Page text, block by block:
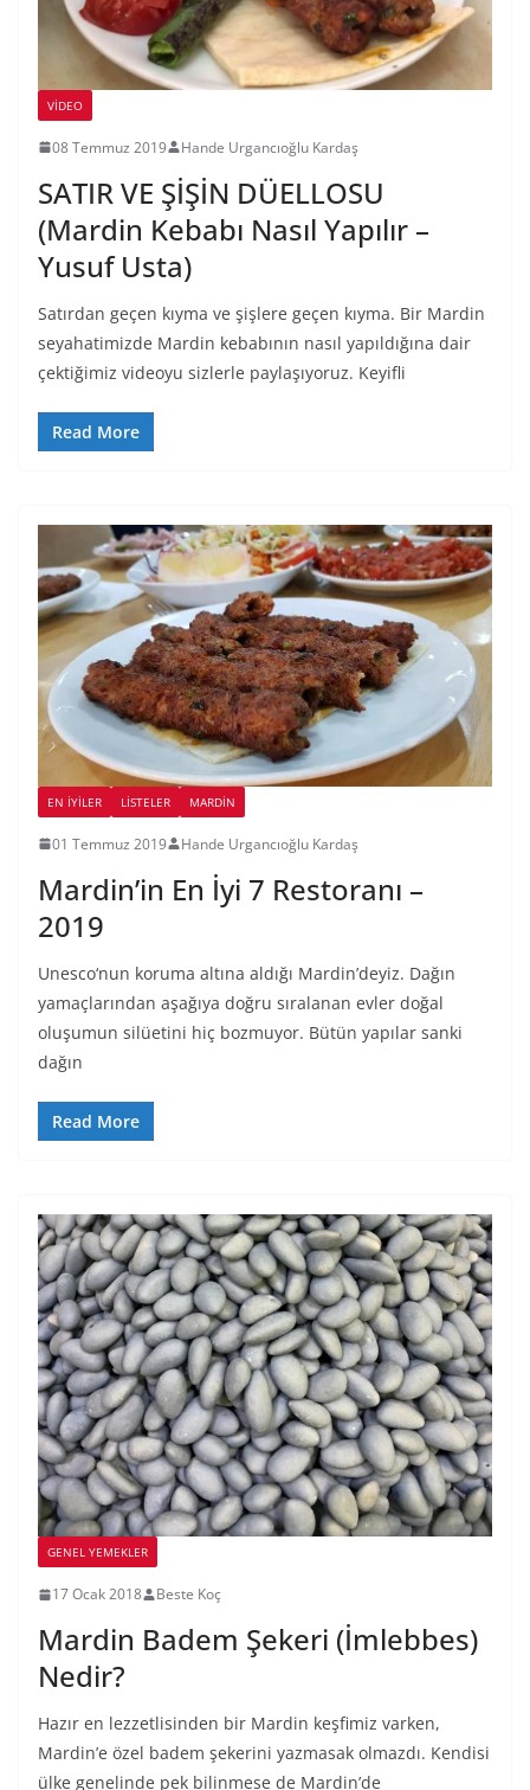
VIDEO
08 Temmuz 2019 Hande Urgancıoğlu Kardaş
SATIR VE ŞİŞİN DÜELLOSU
(Mardin Kebabı Nasıl Yapılır –
Yusuf Usta)
Satırdan geçen kıyma ve şişlere geçen kıyma. Bir Mardin
seyahatimizde Mardin kebabının nasıl yapıldığına dair
çektiğimiz videoyu sizlerle paylaşıyoruz. Keyifli
Read More
EN İYILER LİSTELER MARDIN
01 Temmuz 2019 Hande Urgancıoğlu Kardaş
Mardin’in En İyi 7 Restoranı –
2019
Unesco‘nun koruma altına aldığı Mardin’deyiz. Dağın
yamaçlarından aşağıya doğru sıralanan evler doğal
oluşumun silüetini hiç bozmuyor. Bütün yapılar sanki
dağın
Read More
GENEL YEMEKLER
17 Ocak 2018 Beste Koç
Mardin Badem Şekeri (İmlebbes)
Nedir?
Hazır en lezzetlisinden bir Mardin keşfimiz varken,
Mardin’e özel badem şekerini yazmasak olmazdı. Kendisi
ülke genelinde pek bilinmese de Mardin’de